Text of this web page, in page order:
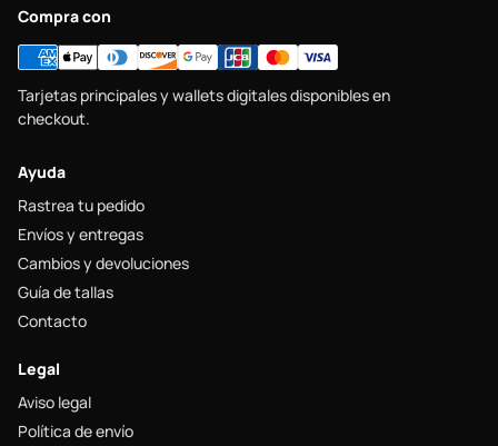
Compra con
Tarjetas principales y wallets digitales disponibles en
checkout.
Ayuda
Rastrea tu pedido
Envíos y entregas
Cambios y devoluciones
Guía de tallas
Contacto
Legal
Aviso legal
Política de envío